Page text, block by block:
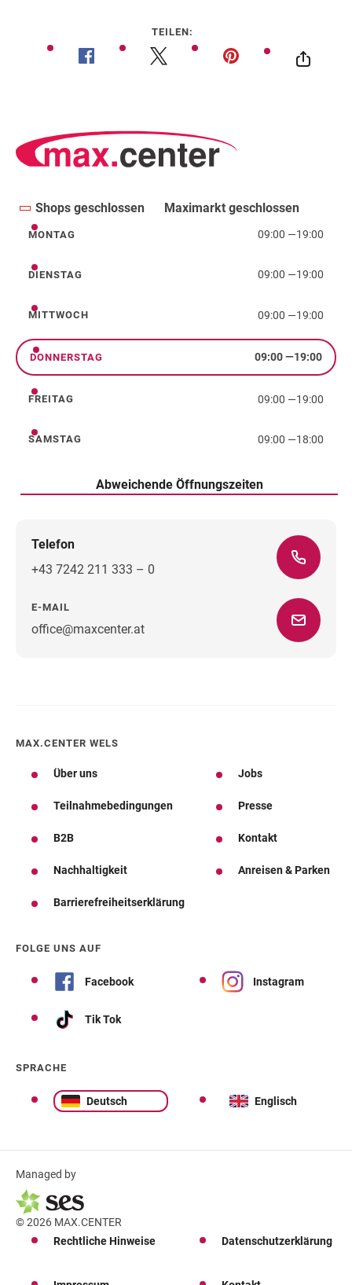
TEILEN:
Shops geschlossen Maximarkt geschlossen
Montag
MONTAG 09:00 —19:00
Dienstag
DIENSTAG 09:00 —19:00
Mittwoch
MITTWOCH 09:00 —19:00
Donnerstag
DONNERSTAG 09:00—19:00
Freitag
FREITAG 09:00 —19:00
Samstag
SAMSTAG 09:00 —18:00
Abweichende Öffnungszeiten
Telefon
+43 7242 211 333 – 0
E-MAIL
office@maxcenter.atWegbeschreibung
MAX.CENTER WELS
Über uns Jobs
Teilnahmebedingungen Presse
B2B Kontakt
Nachhaltigkeit Anreisen & Parken
Barrierefreiheitserklärung
FOLGE UNS AUF
Facebook Instagram
Tik Tok
SPRACHE
Deutsch Englisch
Managed by
© 2026 MAX.CENTER
Rechtliche Hinweise
Datenschutzerklärung